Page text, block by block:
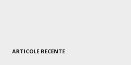
ARTICOLE RECENTE